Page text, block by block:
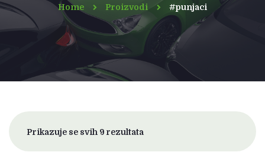
Home Proizvodi #punjaci
Prikazuje se svih 9 rezultata